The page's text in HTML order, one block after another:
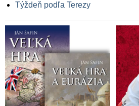
Týždeň podľa Terezy